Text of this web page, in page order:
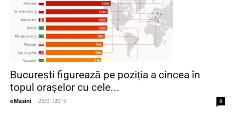
București figurează pe poziția a cincea în
topul orașelor cu cele...
eMasini - 25/01/2016 0